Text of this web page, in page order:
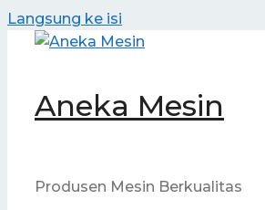
Langsung ke isi
Aneka Mesin
Produsen Mesin Berkualitas